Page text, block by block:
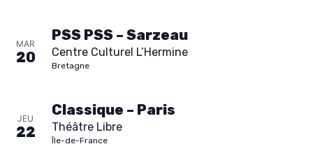
MAR
20
PSS PSS – Sarzeau
Centre Culturel L’Hermine
Bretagne
JEU
22
Classique – Paris
Théâtre Libre
Île-de-France